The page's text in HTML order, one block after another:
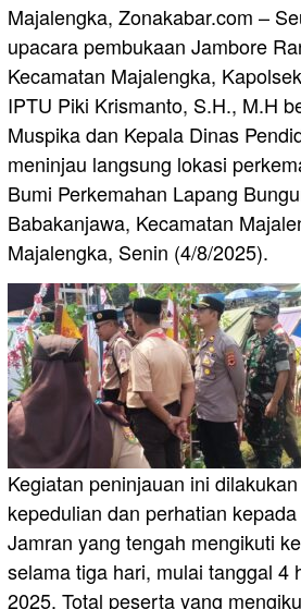
Majalengka, Zonakabar.com –
upacara pembukaan Jambore
Kecamatan Majalengka,
IPTU Piki Krismanto, S.H., M.H
Muspika dan Kepala Dinas
meninjau langsung lokasi
Bumi Perkemahan Lapang
Babakanjawa, Kecamatan
Majalengka, Senin (4/8/2025).
Kegiatan peninjauan ini
kepedulian dan perhatian
Jamran yang tengah mengikuti
selama tiga hari, mulai tanggal 4
2025. Total peserta yang